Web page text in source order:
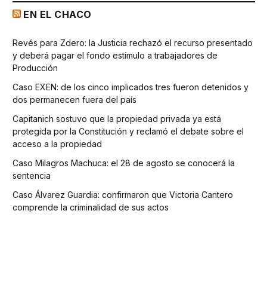
EN EL CHACO
Revés para Zdero: la Justicia rechazó el recurso presentado
y deberá pagar el fondo estímulo a trabajadores de
Producción
Caso EXEN: de los cinco implicados tres fueron detenidos y
dos permanecen fuera del país
Capitanich sostuvo que la propiedad privada ya está
protegida por la Constitución y reclamó el debate sobre el
acceso a la propiedad
Caso Milagros Machuca: el 28 de agosto se conocerá la
sentencia
Caso Álvarez Guardia: confirmaron que Victoria Cantero
comprende la criminalidad de sus actos